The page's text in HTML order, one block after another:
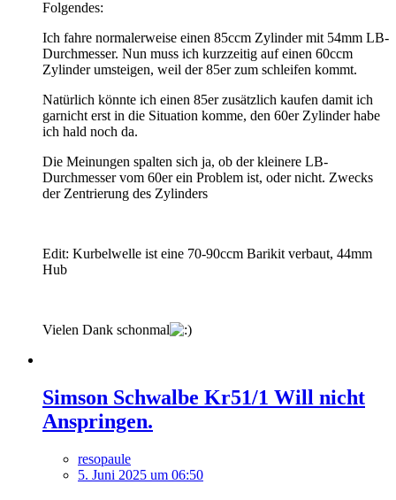
Folgendes:
Ich fahre normalerweise einen 85ccm Zylinder mit 54mm LB-
Durchmesser. Nun muss ich kurzzeitig auf einen 60ccm
Zylinder umsteigen, weil der 85er zum schleifen kommt.
Natürlich könnte ich einen 85er zusätzlich kaufen damit ich
garnicht erst in die Situation komme, den 60er Zylinder habe
ich hald noch da.
Die Meinungen spalten sich ja, ob der kleinere LB-
Durchmesser vom 60er ein Problem ist, oder nicht. Zwecks
der Zentrierung des Zylinders
Edit: Kurbelwelle ist eine 70-90ccm Barikit verbaut, 44mm
Hub
Vielen Dank schonmal
Simson Schwalbe Kr51/1 Will nicht
Anspringen.
resopaule
5. Juni 2025 um 06:50